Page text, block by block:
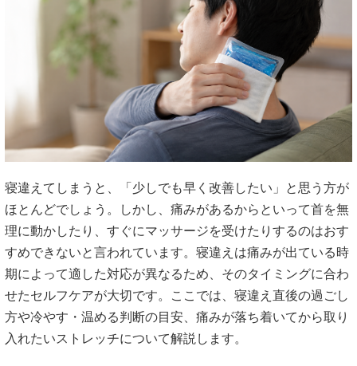
寝違えてしまうと、「少しでも早く改善したい」と思う方が
ほとんどでしょう。しかし、痛みがあるからといって首を無
理に動かしたり、すぐにマッサージを受けたりするのはおす
すめできないと言われています。寝違えは痛みが出ている時
期によって適した対応が異なるため、そのタイミングに合わ
せたセルフケアが大切です。ここでは、寝違え直後の過ごし
方や冷やす・温める判断の目安、痛みが落ち着いてから取り
入れたいストレッチについて解説します。